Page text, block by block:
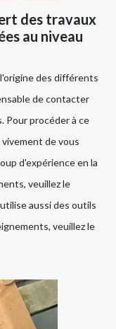
des travaux
au niveau
des différents
de contacter
Pour procéder à ce
de vous
d'expérience en la
veuillez le
aussi des outils
veuillez le